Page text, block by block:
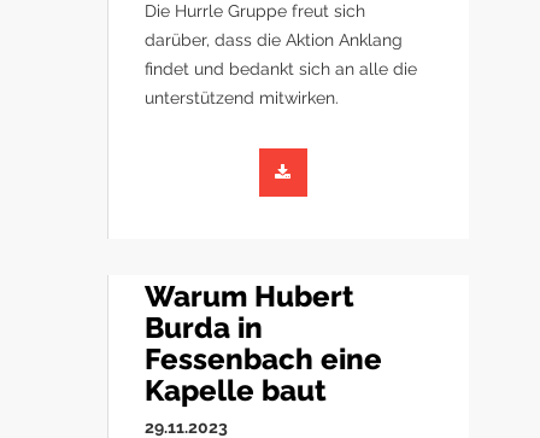
Die Hurrle Gruppe freut sich
darüber, dass die Aktion Anklang
findet und bedankt sich an alle die
unterstützend mitwirken.
Warum Hubert
Burda in
Fessenbach eine
Kapelle baut
29.11.2023